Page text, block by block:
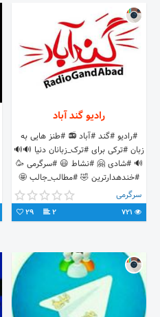
رادیو گند آباد
#رادیو #گند #آباد 📻 #طنز هایی به
زبان #ترکی برای #ترک_زبانان دنیا 🔊🔊
🔊 #شادی 🤗 #نشاط 😃 #سرگرمی 🥳
#خندهدارترین 🤣 #مطالب_جالب 🤩
در #رادیو_گند_آباد 📻 🇮🇷🔊سرگرمی
2
29